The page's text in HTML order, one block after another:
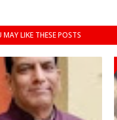
MAY LIKE THESE POSTS